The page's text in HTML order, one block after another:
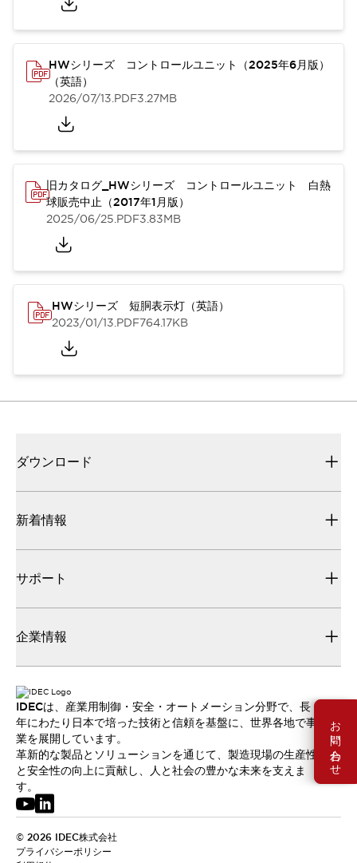
お問い合わせ
HWシリーズ コントロールユニット（2025年6月版）
（英語）
2026/07/13.PDF3.27MB
旧カタログ_HWシリーズ コントロールユニット 白熱
球販売中止（2017年1月版）
2025/06/25.PDF3.83MB
HWシリーズ 短胴表示灯（英語）
2023/01/13.PDF764.17KB
ダウンロード
新着情報
サポート
企業情報
IDECは、産業用制御・安全・オートメーション分野で、長
年にわたり日本で培った技術と信頼を基盤に、世界各地で事
業を展開しています。
革新的な製品とソリューションを通じて、製造現場の生産性
と安全性の向上に貢献し、人と社会の豊かな未来を支えま
す。
© 2026 IDEC株式会社
プライバシーポリシー